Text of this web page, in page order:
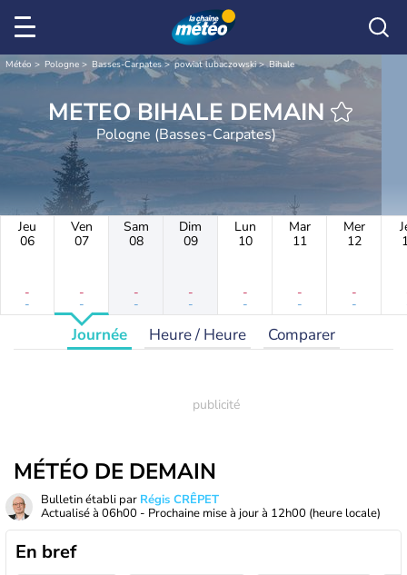
Météo Pologne Basses-Carpates powiat lubaczowski Bihale
METEO BIHALE DEMAIN
Pologne (Basses-Carpates)
Jeu
06
-
-
Ven
07
-
-
Sam
08
-
-
Dim
09
-
-
Lun
10
-
-
Mar
11
-
-
Mer
12
-
-
Journée Heure / Heure Comparer
MÉTÉO DE DEMAIN
Bulletin établi par Régis CRÊPET
Actualisé à 06h00 - Prochaine mise à jour à 12h00 (heure locale)
En bref